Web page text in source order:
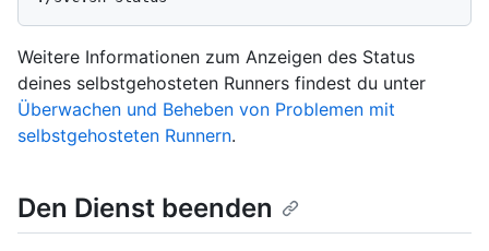
Weitere Informationen zum Anzeigen des Status
deines selbstgehosteten Runners findest du unter
Überwachen und Beheben von Problemen mit
selbstgehosteten Runnern.
Den Dienst beenden